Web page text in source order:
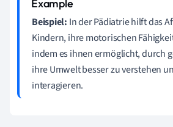
Beispiel: In der Pädiatrie hilft das
Kindern, ihre motorischen
indem es ihnen ermöglicht, durch
ihre Umwelt besser zu verstehen
interagieren.